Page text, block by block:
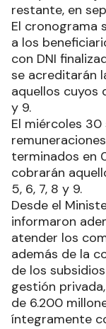
aumento del
Insfrán. El
15% y será en
restante, en
El cronograma
a los
con DNI
se acreditarán
aquellos cuyos
y 9.
El miércoles 30
terminados en
cobrarán
5, 6, 7, 8 y 9.
Desde el
informaron
atender los
además de la
de los